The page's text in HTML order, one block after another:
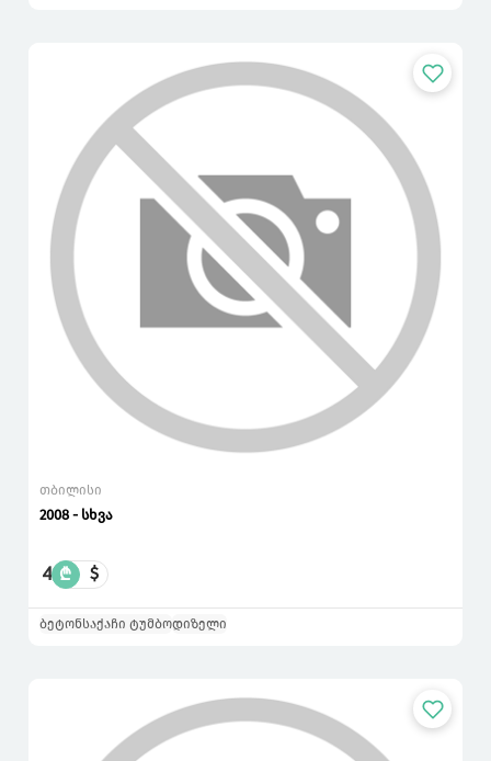
თბილისი
2008 - სხვა
4 ₾ $
ბეტონსაქაჩი ტუმბოდიზელი